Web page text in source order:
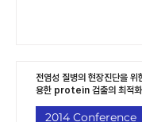
전염성 질병의 현장진단을 위
용한 protein 검출의 최적화
2014 Conference